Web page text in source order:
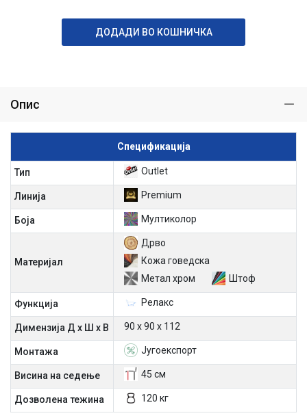
ДОДАДИ ВО КОШНИЧКА
Опис
Спецификација
Тип Outlet
Линија Premium
Боја Мултиколор
Материјал
Дрво
Кожа говедска
Метал хром
Штоф
Функција Релакс
Димензија Д х Ш х В 90 х 90 х 112
Mонтажа Југоекспорт
Висина на седење 45 см
Дозволена тежина 120 кг